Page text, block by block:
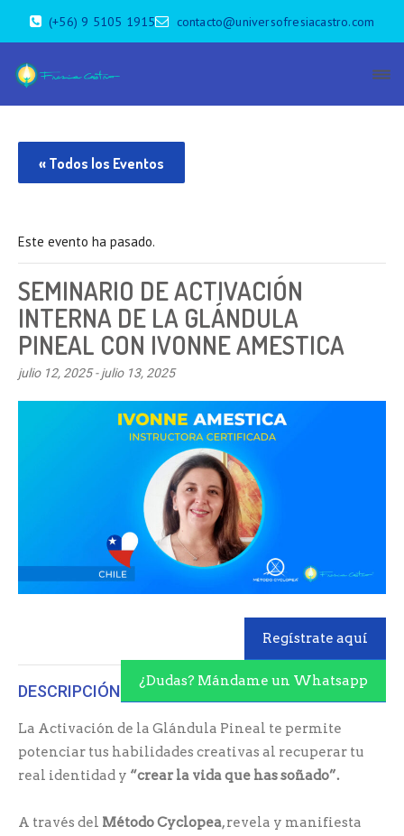
(+56) 9 5105 1915 contacto@universofresiacastro.com
« Todos los Eventos
Este evento ha pasado.
SEMINARIO DE ACTIVACIÓN
INTERNA DE LA GLÁNDULA
PINEAL CON IVONNE AMESTICA
julio 12, 2025-julio 13, 2025
Regístrate aquí
¿Dudas? Mándame un Whatsapp
DESCRIPCIÓN
La Activación de la Glándula Pineal te permite
potenciar tus habilidades creativas al recuperar tu
real identidad y “crear la vida que has soñado”.
A través del Método Cyclopea, revela y manifiesta